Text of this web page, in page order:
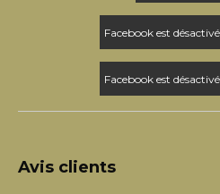
Facebook est désactivé.
Facebook est désactivé.
Avis clients